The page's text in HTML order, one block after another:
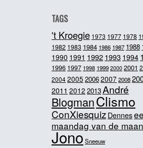
TAGS
't Kroegie 1973 1977 1978
1982 1983 1984 1986 1987 1988
1990 1991 19921993 1994
1996 1997 1998 1999 2000 2001
20042005 200620072008
2011 2012 2013André
BlogmanClismo
ConXiesquiz Dennes
maandag van de
JonoSneeuw